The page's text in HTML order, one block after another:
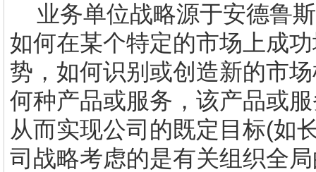
业务单位战略源于安德鲁斯
如何在某个特定的市场上成
势，如何识别或创造新的市
何种产品或服务，该产品或
从而实现公司的既定目标(如
司战略考虑的是有关组织全